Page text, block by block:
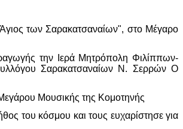
των Σαρακατσαναίων", στο Μέγαρο
την Ιερά Μητρόπολη Φιλίππων-
Σαρακατσαναίων Ν. Σερρών Ο
Μεγάρου Μουσικής της Κομοτηνής
του κόσμου και τους ευχαρίστησε για